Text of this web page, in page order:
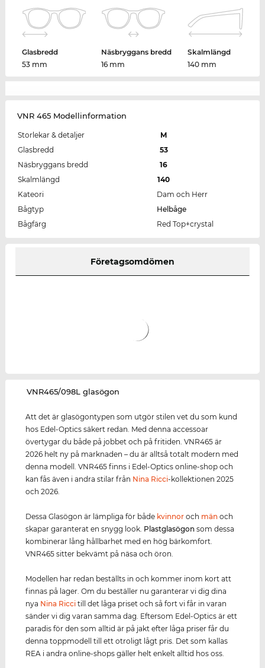
Glasbredd
53 mm
Näsbryggans bredd
16 mm
Skalmlängd
140 mm
VNR 465 Modellinformation
Storlekar & detaljer
M
Glasbredd
53
Näsbryggans bredd
16
Skalmlängd
140
Kateori
Dam och Herr
Bågtyp
Helbåge
Bågfärg
Red Top+crystal
Företagsomdömen
‌VNR465/098L glasögon
Att det är glasögontypen som utgör stilen vet du som kund
hos Edel-Optics säkert redan. Med denna accessoar
övertygar du både på jobbet och på fritiden. VNR465 är
2026 helt ny på marknaden – du är alltså totalt modern med
denna modell. VNR465 finns i Edel-Optics online-shop och
kan fås även i andra stilar från Nina Ricci-kollektionen 2025
och 2026.
Dessa Glasögon är lämpliga för både kvinnor och män och
skapar garanterat en snygg look. Plastglasögon som dessa
kombinerar lång hållbarhet med en hög bärkomfort.
VNR465 sitter bekvämt på näsa och öron.
Modellen har redan beställts in och kommer inom kort att
finnas på lager. Om du beställer nu garanterar vi dig dina
nya Nina Ricci till det låga priset och så fort vi får in varan
sänder vi dig varan samma dag. Eftersom Edel-Optics är ett
paradis för den som alltid är på jakt efter låga priser får du
denna toppmodell till ett otroligt lågt pris. Det som kallas
REA i andra online-shops gäller helt enkelt alltid hos oss.